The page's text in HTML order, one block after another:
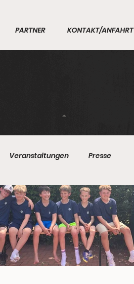
PARTNER KONTAKT/ANFAHRT
Veranstaltungen Presse